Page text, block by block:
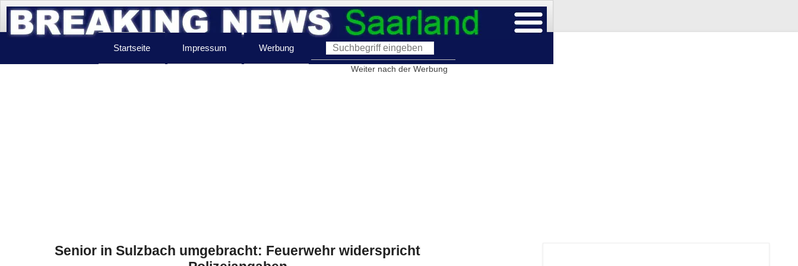
Startseite Impressum Werbung
Weiter nach der Werbung
Senior in Sulzbach umgebracht: Feuerwehr widerspricht